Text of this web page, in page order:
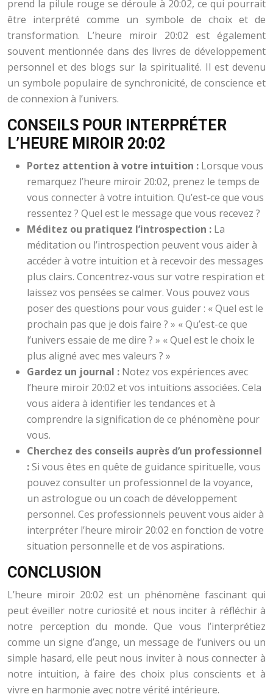
prend la pilule rouge se déroule à 20:02, ce qui pourrait
être interprété comme un symbole de choix et de
transformation. L’heure miroir 20:02 est également
souvent mentionnée dans des livres de développement
personnel et des blogs sur la spiritualité. Il est devenu
un symbole populaire de synchronicité, de conscience et
de connexion à l’univers.
CONSEILS POUR INTERPRÉTER
L’HEURE MIROIR 20:02
Portez attention à votre intuition : Lorsque vous
remarquez l’heure miroir 20:02, prenez le temps de
vous connecter à votre intuition. Qu’est-ce que vous
ressentez ? Quel est le message que vous recevez ?
Méditez ou pratiquez l’introspection : La
méditation ou l’introspection peuvent vous aider à
accéder à votre intuition et à recevoir des messages
plus clairs. Concentrez-vous sur votre respiration et
laissez vos pensées se calmer. Vous pouvez vous
poser des questions pour vous guider : « Quel est le
prochain pas que je dois faire ? » « Qu’est-ce que
l’univers essaie de me dire ? » « Quel est le choix le
plus aligné avec mes valeurs ? »
Gardez un journal : Notez vos expériences avec
l’heure miroir 20:02 et vos intuitions associées. Cela
vous aidera à identifier les tendances et à
comprendre la signification de ce phénomène pour
vous.
Cherchez des conseils auprès d’un professionnel
:Si vous êtes en quête de guidance spirituelle, vous
pouvez consulter un professionnel de la voyance,
un astrologue ou un coach de développement
personnel. Ces professionnels peuvent vous aider à
interpréter l’heure miroir 20:02 en fonction de votre
situation personnelle et de vos aspirations.
CONCLUSION
L’heure miroir 20:02 est un phénomène fascinant qui
peut éveiller notre curiosité et nous inciter à réfléchir à
notre perception du monde. Que vous l’interprétiez
comme un signe d’ange, un message de l’univers ou un
simple hasard, elle peut nous inviter à nous connecter à
notre intuition, à faire des choix plus conscients et à
vivre en harmonie avec notre vérité intérieure.